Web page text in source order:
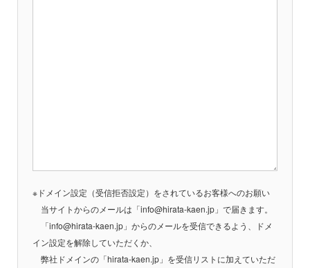
※ドメイン設定（受信拒否設定）をされているお客様へのお願い
当サイトからのメールは「info@hirata-kaen.jp」で届きます。
「info@hirata-kaen.jp」からのメールを受信できるよう、ドメ
イン設定を解除していただくか、
弊社ドメインの「hirata-kaen.jp」を受信リストに加えていただ